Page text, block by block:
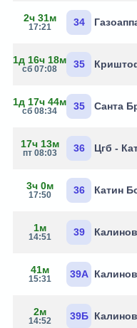
2ч 31м
17:21 34
1д 16ч 18м
сб 07:08 35
1д 17ч 44м
сб 08:34 35 Санта
17ч 13м
пт 08:03 36 Цгб -
3ч 0м
17:50 36 Катин
1м
14:51 39
41м
15:31 39А
2м
14:52 39Б